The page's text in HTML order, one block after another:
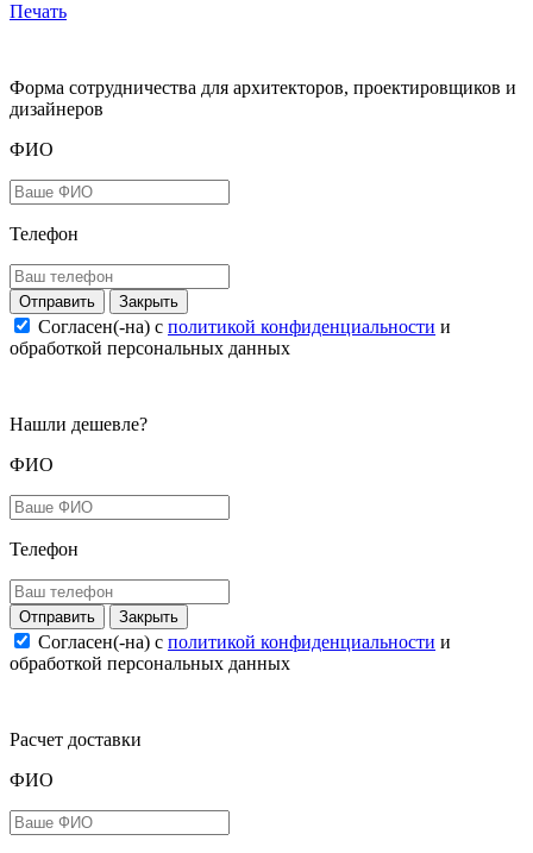
Печать
Форма сотрудничества для архитекторов, проектировщиков и
дизайнеров
ФИО
Телефон
Закрыть
Согласен(-на) c политикой конфиденциальности и
обработкой персональных данных
Нашли дешевле?
ФИО
Телефон
Закрыть
Согласен(-на) c политикой конфиденциальности и
обработкой персональных данных
Расчет доставки
ФИО